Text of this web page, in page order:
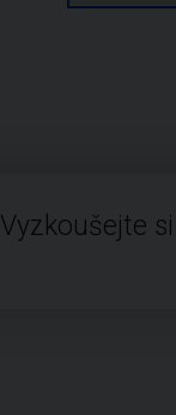
Vyzkoušejte